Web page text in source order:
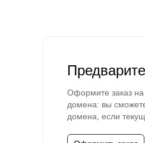
Оформите заказ
домена: вы
домена, если